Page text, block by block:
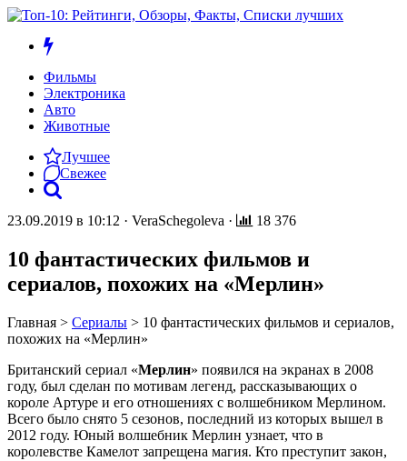
Фильмы
Электроника
Авто
Животные
Лучшее
Свежее
23.09.2019 в 10:12 · VeraSchegoleva · 18 376
10 фантастических фильмов и
сериалов, похожих на «Мерлин»
Главная > Сериалы > 10 фантастических фильмов и сериалов,
похожих на «Мерлин»
Британский сериал «Мерлин» появился на экранах в 2008
году, был сделан по мотивам легенд, рассказывающих о
короле Артуре и его отношениях с волшебником Мерлином.
Всего было снято 5 сезонов, последний из которых вышел в
2012 году. Юный волшебник Мерлин узнает, что в
королевстве Камелот запрещена магия. Кто преступит закон,